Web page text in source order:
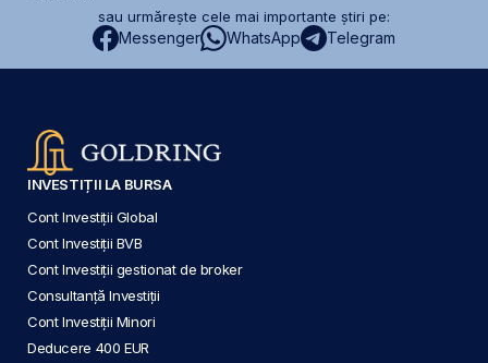
sau urmărește cele mai importante știri pe:
Messenger WhatsApp Telegram
INVESTIȚII LA BURSA
Cont Investiții Global
Cont Investiții BVB
Cont Investiții gestionat de broker
Consultanță Investiții
Cont Investiții Minori
Deducere 400 EUR